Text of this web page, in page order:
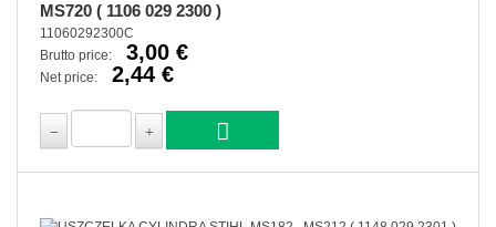
MS720 ( 1106 029 2300 )
11060292300C
Brutto price:
3,00 €
Net price: 2,44 €